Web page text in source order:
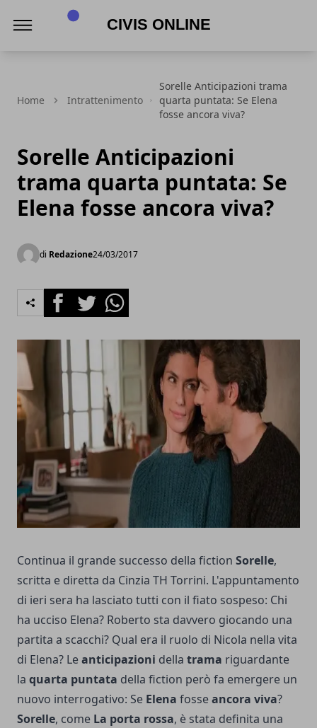
Home Intrattenimento
Sorelle Anticipazioni trama
quarta puntata: Se Elena
fosse ancora viva?
Sorelle Anticipazioni
trama quarta puntata: Se
Elena fosse ancora viva?
di Redazione24/03/2017
FacebookTwitterWhatsapp
Continua il grande successo della fiction Sorelle,
scritta e diretta da Cinzia TH Torrini. L'appuntamento
di ieri sera ha lasciato tutti con il fiato sospeso: Chi
ha ucciso Elena? Roberto sta davvero giocando una
partita a scacchi? Qual era il ruolo di Nicola nella vita
di Elena? Leanticipazioni della trama riguardante
la quarta puntata della fiction però fa emergere un
nuovo interrogativo: Se Elena fosseancora viva?
Sorelle, come La porta rossa, è stata definita una